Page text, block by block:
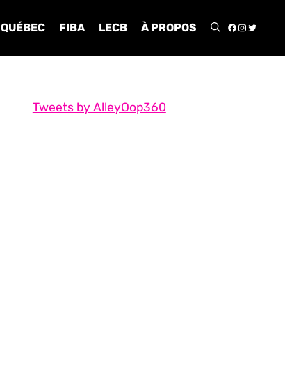
QUÉBEC FIBA LECB À PROPOS
Tweets by AlleyOop360